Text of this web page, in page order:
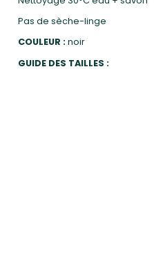
Pas de sèche-linge
COULEUR :noir
GUIDE DES TAILLES :